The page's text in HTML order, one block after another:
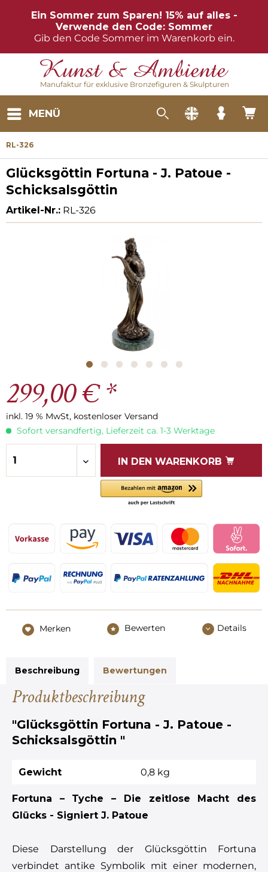
Ein Sommer zum Sparen! 15% auf alles -
Verwende den Code: Sommer
Gib den Code Sommer im Warenkorb ein.
Manufaktur für exklusive Bronzefiguren & Skulpturen
MENÜ
RL-326
Glücksgöttin Fortuna - J. Patoue -
Schicksalsgöttin
Artikel-Nr.: RL-326
299,00 € *
inkl. 19 % MwSt, kostenloser Versand
Sofort versandfertig, Lieferzeit ca. 1-3 Werktage
IN DEN WARENKORB
Merken Bewerten Details
Beschreibung Bewertungen
Produktbeschreibung
"Glücksgöttin Fortuna - J. Patoue -
Schicksalsgöttin "
Gewicht 0,8 kg
Fortuna – Tyche – Die zeitlose Macht des
Glücks - Signiert J. Patoue
Diese Darstellung der Glücksgöttin Fortuna
verbindet antike Symbolik mit einer modernen,